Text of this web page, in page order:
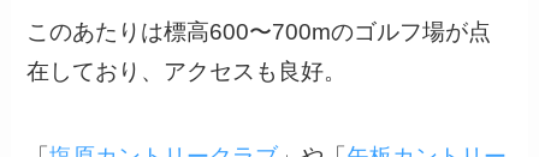
このあたりは標高600〜700mのゴルフ場が点
在しており、アクセスも良好。